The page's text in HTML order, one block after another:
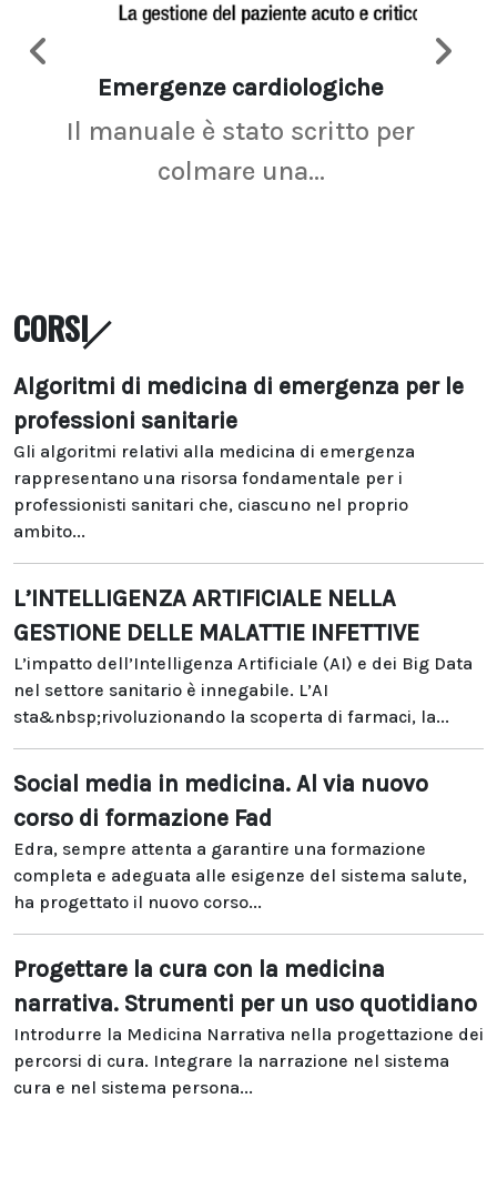
Emergenze cardiologiche
Il manuale è stato scritto per
colmare una...
CORSI
Algoritmi di medicina di emergenza per le
professioni sanitarie
Gli algoritmi relativi alla medicina di emergenza
rappresentano una risorsa fondamentale per i
professionisti sanitari che, ciascuno nel proprio
ambito...
L’INTELLIGENZA ARTIFICIALE NELLA
GESTIONE DELLE MALATTIE INFETTIVE
L’impatto dell’Intelligenza Artificiale (AI) e dei Big Data
nel settore sanitario è innegabile. L’AI
sta&nbsp;rivoluzionando la scoperta di farmaci, la...
Social media in medicina. Al via nuovo
corso di formazione Fad
Edra, sempre attenta a garantire una formazione
completa e adeguata alle esigenze del sistema salute,
ha progettato il nuovo corso...
Progettare la cura con la medicina
narrativa. Strumenti per un uso quotidiano
Introdurre la Medicina Narrativa nella progettazione dei
percorsi di cura. Integrare la narrazione nel sistema
cura e nel sistema persona...